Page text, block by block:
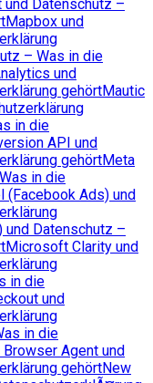
und Datenschutz –
Mapbox und
– Was in die
und
gehörtMautic
in die
API und
gehörtMeta
in die
(Facebook Ads) und
Datenschutz –
Microsoft Clarity und
in die
und
in die
Agent und
gehörtNew